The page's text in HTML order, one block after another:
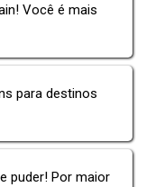
Você é mais
para destinos
puder! Por maior